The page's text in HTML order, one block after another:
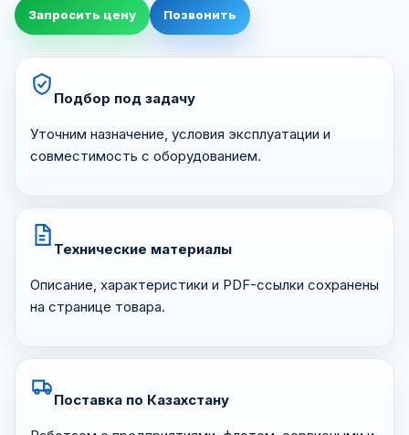
Запросить цену Позвонить
Подбор под задачу
Уточним назначение, условия эксплуатации и
совместимость с оборудованием.
Технические материалы
Описание, характеристики и PDF-ссылки сохранены
на странице товара.
Поставка по Казахстану